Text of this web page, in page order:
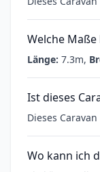
Welche Maße
Länge: 7.3m,
Ist dieses
Dieses
Wo kann ich